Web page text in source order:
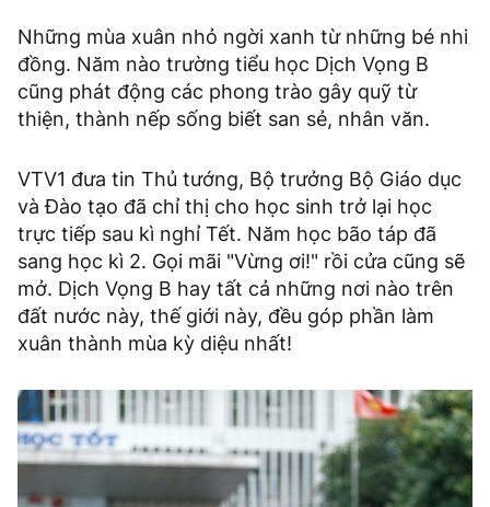
Những mùa xuân nhỏ ngời xanh từ những bé nhi
đồng. Năm nào trường tiểu học Dịch Vọng B
cũng phát động các phong trào gây quỹ từ
thiện, thành nếp sống biết san sẻ, nhân văn.
VTV1 đưa tin Thủ tướng, Bộ trưởng Bộ Giáo dục
và Đào tạo đã chỉ thị cho học sinh trở lại học
trực tiếp sau kì nghỉ Tết. Năm học bão táp đã
sang học kì 2. Gọi mãi "Vừng ơi!" rồi cửa cũng sẽ
mở. Dịch Vọng B hay tất cả những nơi nào trên
đất nước này, thế giới này, đều góp phần làm
xuân thành mùa kỳ diệu nhất!